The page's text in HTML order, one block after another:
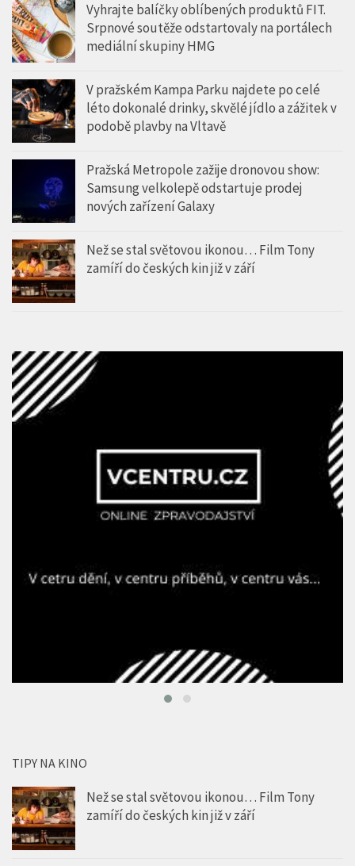
Vyhrajte balíčky oblíbených produktů FIT.
Srpnové soutěže odstartovaly na portálech
mediální skupiny HMG
V pražském Kampa Parku najdete po celé
léto dokonalé drinky, skvělé jídlo a zážitek v
podobě plavby na Vltavě
Pražská Metropole zažije dronovou show:
Samsung velkolepě odstartuje prodej
nových zařízení Galaxy
Než se stal světovou ikonou… Film Tony
zamíří do českých kin již v září
TIPY NA KINO
Než se stal světovou ikonou… Film Tony
zamíří do českých kin již v září